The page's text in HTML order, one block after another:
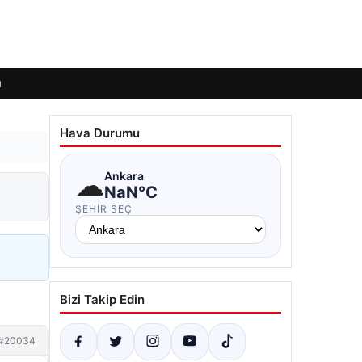
Hava Durumu
☁Ankara
NaN°C
ŞEHIR SEÇ
Bizi Takip Edin